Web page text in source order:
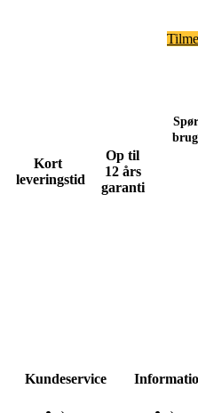
Kort
leveringstid
Op til
12 års
garanti
Kundeservice